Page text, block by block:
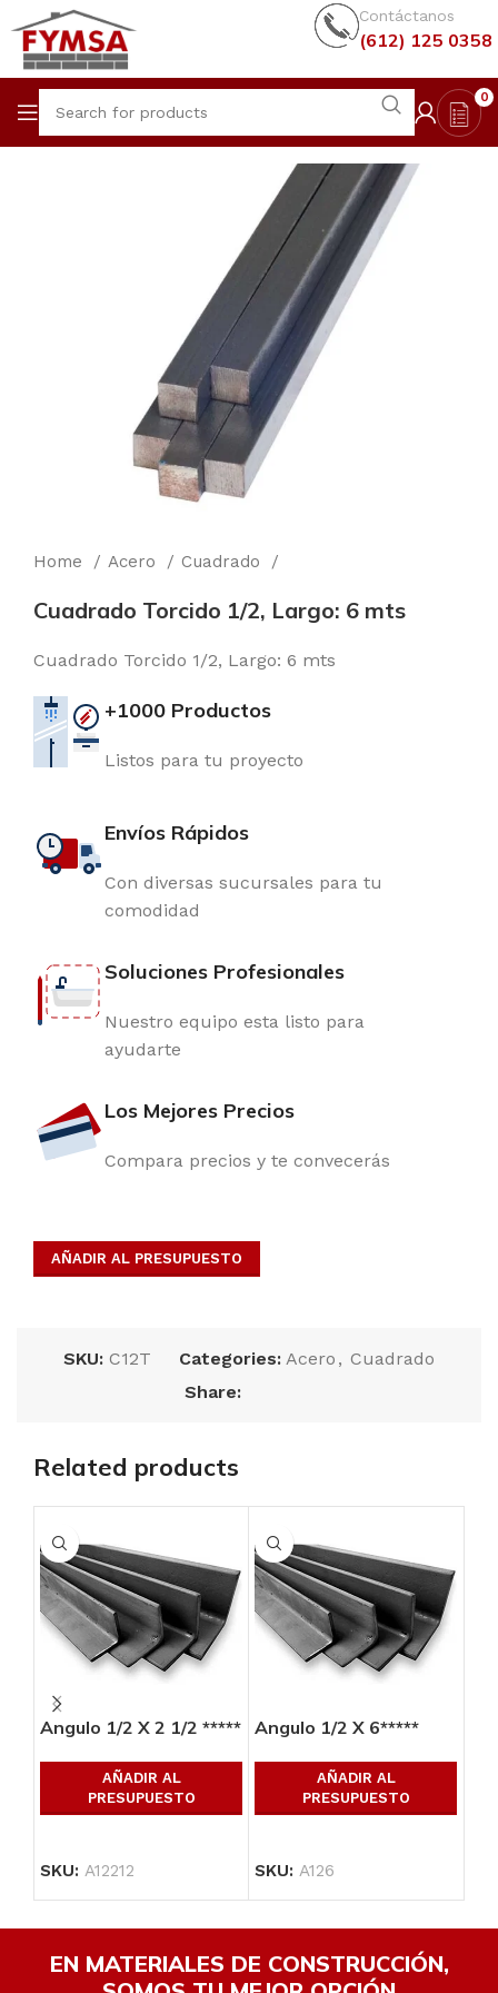
Contáctanos
(612) 125 0358
0
Home Acero Cuadrado
Cuadrado Torcido 1/2, Largo: 6 mts
Cuadrado Torcido 1/2, Largo: 6 mts
+1000 Productos
Listos para tu proyecto
Envíos Rápidos
Con diversas sucursales para tu
comodidad
Soluciones Profesionales
Nuestro equipo esta listo para
ayudarte
Los Mejores Precios
Compara precios y te convecerás
AÑADIR AL PRESUPUESTO
SKU: C12T Categories: Acero , Cuadrado
Share:
Related products
Angulo 1/2 X 2 1/2 *****
AÑADIR AL
PRESUPUESTO
SKU: A12212
Angulo 1/2 X 6*****
AÑADIR AL
PRESUPUESTO
SKU: A126
EN MATERIALES DE CONSTRUCCIÓN,